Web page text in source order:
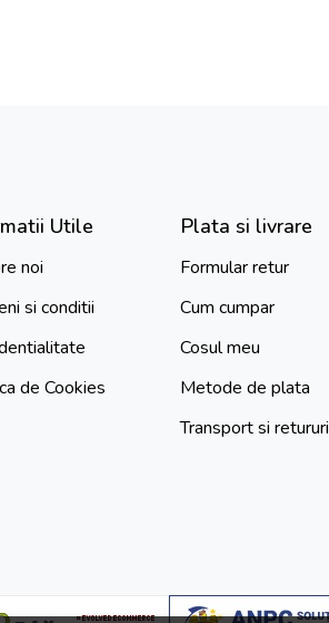
Utile
noi
si conditii
de Cookies
Plata si livrare
Formular retur
Cum cumpar
Cosul meu
Metode de plata
Transport si retururi